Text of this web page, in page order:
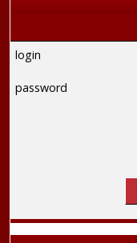
login
password